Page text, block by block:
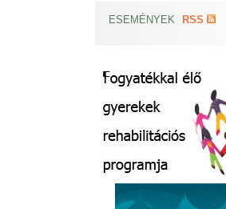
ESEMÉNYEK RSS